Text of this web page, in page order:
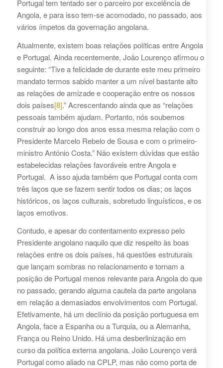
Portugal tem tentado ser o parceiro por excelência de
Angola, e para isso tem-se acomodado, no passado, aos
vários ímpetos da governação angolana.
Atualmente, existem boas relações políticas entre Angola
e Portugal. Ainda recentemente, João Lourenço afirmou o
seguinte: “Tive a felicidade de durante este meu primeiro
mandato termos sabido manter a um nível bastante alto
as relações de amizade e cooperação entre os nossos
dois países[8].” Acrescentando ainda que as “relações
pessoais também ajudam. Portanto, nós soubemos
construir ao longo dos anos essa mesma relação com o
Presidente Marcelo Rebelo de Sousa e com o primeiro-
ministro António Costa.” Não existem dúvidas que estão
estabelecidas relações favoráveis entre Angola e
Portugal. A isso ajuda também que Portugal conta com
três laços que se fazem sentir todos os dias; os laços
históricos, os laços culturais, sobretudo linguísticos, e os
laços emotivos.
Contudo, e apesar do contentamento expresso pelo
Presidente angolano naquilo que diz respeito às boas
relações entre os dois países, há questões estruturais
que lançam sombras no relacionamento e tornam a
posição de Portugal menos relevante para Angola do que
no passado, gerando alguma cautela da parte angolana
em relação a demasiados envolvimentos com Portugal.
Efetivamente, há um declínio da posição portuguesa em
Angola, face a Espanha ou a Turquia, ou a Alemanha,
França ou Reino Unido. Há uma desberlinização em
curso da política externa angolana. João Lourenço verá
Portugal como aliado na CPLP, mas não como porta de